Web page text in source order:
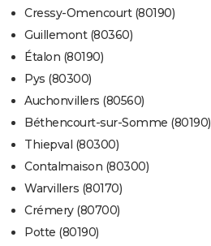
Cressy-Omencourt (80190)
Guillemont (80360)
Étalon (80190)
Pys (80300)
Auchonvillers (80560)
Béthencourt-sur-Somme (80190)
Thiepval (80300)
Contalmaison (80300)
Warvillers (80170)
Crémery (80700)
Potte (80190)